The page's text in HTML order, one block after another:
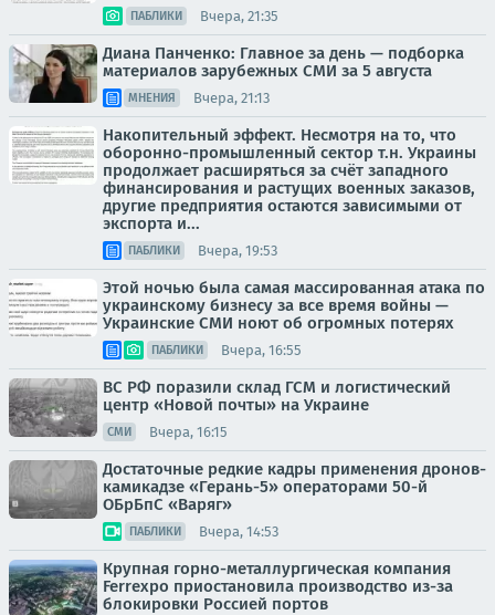
ПАБЛИКИ Вчера, 21:35
Диана Панченко: Главное за день — подборка
материалов зарубежных СМИ за 5 августа
МНЕНИЯ Вчера, 21:13
Накопительный эффект. Несмотря на то, что
оборонно-промышленный сектор т.н. Украины
продолжает расширяться за счёт западного
финансирования и растущих военных заказов,
другие предприятия остаются зависимыми от
экспорта и...
ПАБЛИКИ Вчера, 19:53
Этой ночью была самая массированная атака по
украинскому бизнесу за все время войны —
Украинские СМИ ноют об огромных потерях
ПАБЛИКИ Вчера, 16:55
ВС РФ поразили склад ГСМ и логистический
центр «Новой почты» на Украине
СМИ Вчера, 16:15
Достаточные редкие кадры применения дронов-
камикадзе «Герань-5» операторами 50-й
ОБрБпС «Варяг»
ПАБЛИКИ Вчера, 14:53
Крупная горно-металлургическая компания
Ferrexpo приостановила производство из-за
блокировки Россией портов